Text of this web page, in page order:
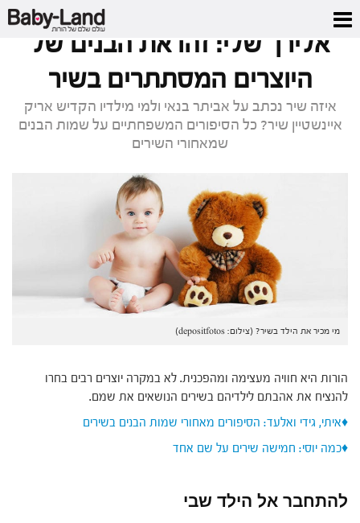
דף הבית אלירן שלי: זהו את הבנים של היוצרים המסתתרים בשיר
אלירן שלי: זהו את הבנים של
היוצרים המסתתרים בשיר
איזה שיר נכתב על אביתר בנאי ולמי מילדיו הקדיש אריק
איינשטיין שיר? כל הסיפורים המשפחתיים על שמות הבנים
שמאחורי השירים
מי מכיר את הילד בשיר? (צילום: depositfotos)
הורות היא חוויה מעצימה ומהפכנית. לא במקרה יוצרים רבים בחרו
להנציח את אהבתם לילדיהם בשירים הנושאים את שמם.
♦איתי, גידי ואלעד: הסיפורים מאחורי שמות הבנים בשירים
♦כמה יוסי: חמישה שירים על שם אחד
להתחבר אל הילד שבי